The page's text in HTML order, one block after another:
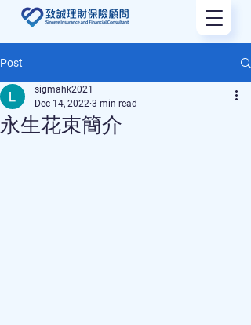
Post
永生花束簡介
sigmahk2021
Dec 14, 2022 3 min read